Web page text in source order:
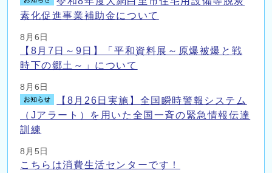
素化促進事業補助金について
8月6日
【8月7日～9日】「平和資料展～原爆被爆と戦
時下の郷土～」について
8月6日
【8月26日実施】全国瞬時警報システム
（Jアラート）を用いた全国一斉の緊急情報伝達
訓練
8月5日
こちらは消費生活センターです！